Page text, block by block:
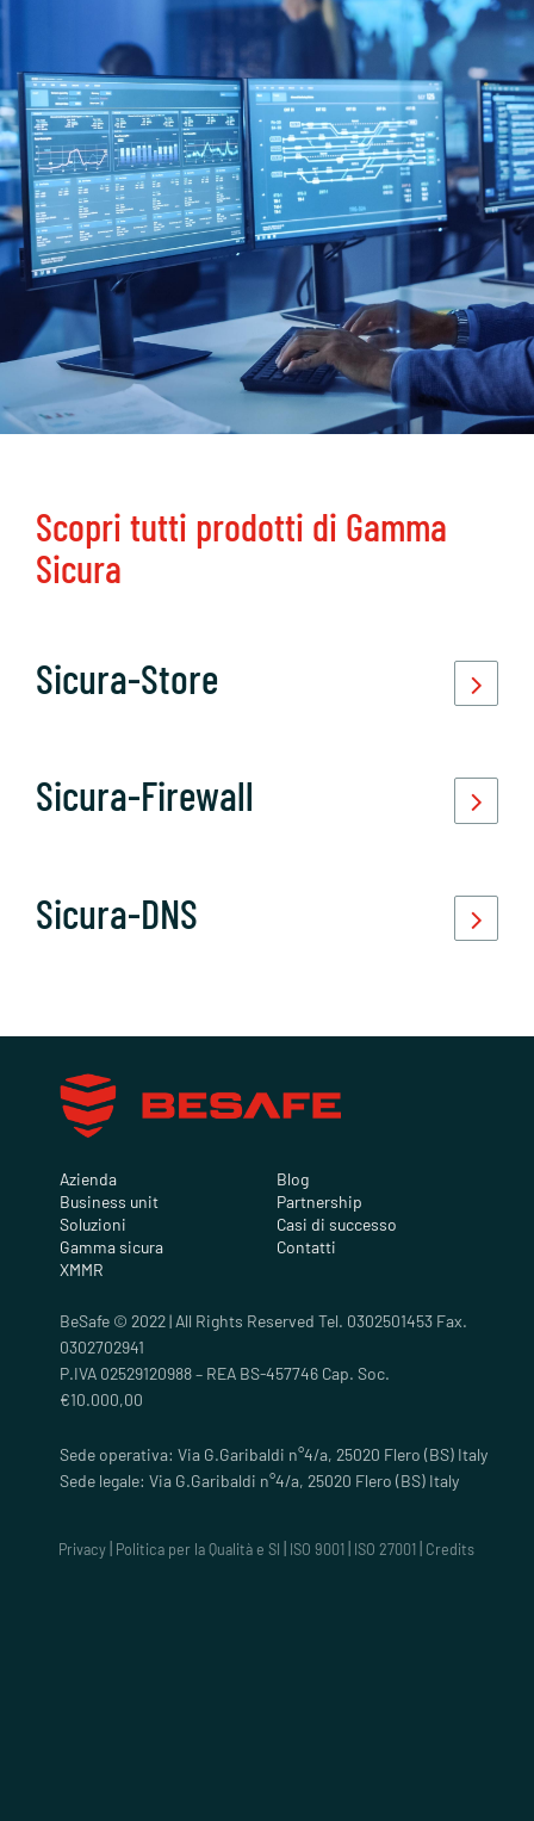
Scopri tutti prodotti di Gamma
Sicura
Sicura-Store
Sicura-Firewall
Sicura-DNS
Azienda
Business unit
Soluzioni
Gamma sicura
XMMR
Blog
Partnership
Casi di successo
Contatti
BeSafe © 2022 | All Rights Reserved Tel. 0302501453 Fax.
0302702941
P.IVA 02529120988 – REA BS-457746 Cap. Soc.
€10.000,00
Sede operativa: Via G.Garibaldi n°4/a, 25020 Flero (BS) Italy
Sede legale: Via G.Garibaldi n°4/a, 25020 Flero (BS) Italy
Privacy Politica per la Qualità e SI ISO 9001 ISO 27001 Credits